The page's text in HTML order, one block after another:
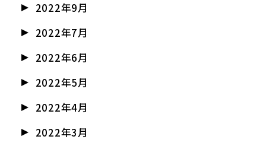
2022年9月
2022年7月
2022年6月
2022年5月
2022年4月
2022年3月